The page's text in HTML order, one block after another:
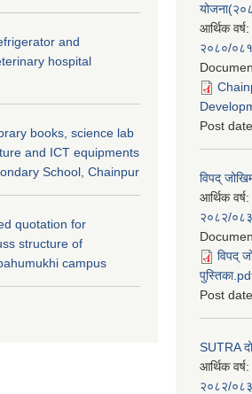
and
hospital
books, science lab
and ICT equipments
School, Chainpur
quotation for
structure of
campus
आर्थिक वर्ष:
२०८०/०८१
Post
विपद्
आर्थिक वर्ष:
२०८२/०८३
विपद्
Post
SUTRA
आर्थिक वर्ष:
२०८२/०८३